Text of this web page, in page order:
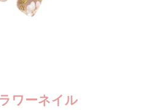
ワーネイル